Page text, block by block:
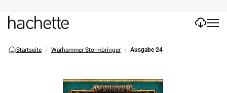
Startseite Warhammer Stormbringer Ausgabe 24